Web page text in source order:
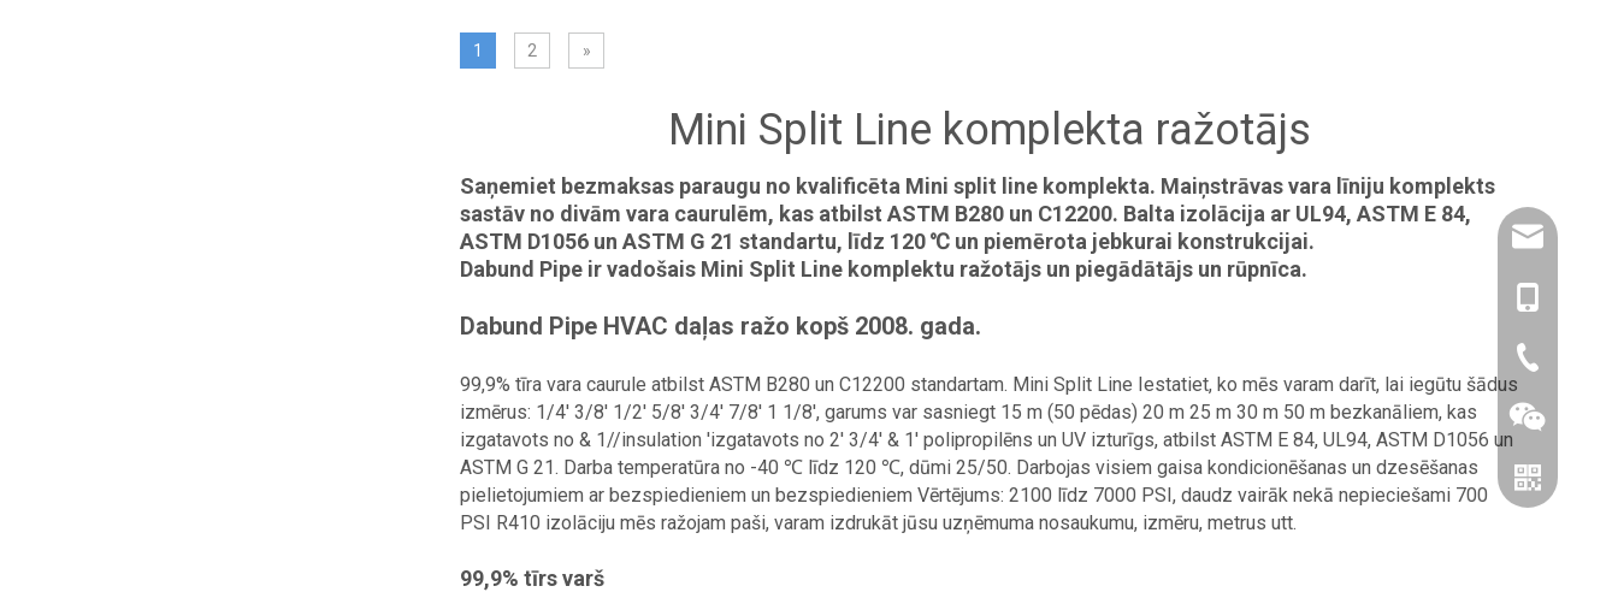
1 2 »
Mini Split Line komplekta ražotājs
Saņemiet bezmaksas paraugu no kvalificēta Mini split line komplekta. Maiņstrāvas vara līniju komplekts
sastāv no divām vara caurulēm, kas atbilst ASTM B280 un C12200. Balta izolācija ar UL94, ASTM E 84,
ASTM D1056 un ASTM G 21 standartu, līdz 120 ℃ un piemērota jebkurai konstrukcijai.
Dabund Pipe ir vadošais Mini Split Line komplektu ražotājs un piegādātājs un rūpnīca.
Dabund Pipe HVAC daļas ražo kopš 2008. gada.
99,9% tīra vara caurule atbilst ASTM B280 un C12200 standartam. Mini Split Line Iestatiet, ko mēs varam darīt, lai iegūtu šādus
izmērus: 1/4' 3/8' 1/2' 5/8' 3/4' 7/8' 1 1/8', garums var sasniegt 15 m (50 pēdas) 20 m 25 m 30 m 50 m bezkanāliem, kas
izgatavots no & 1//insulation 'izgatavots no 2' 3/4' & 1' polipropilēns un UV izturīgs, atbilst ASTM E 84, UL94, ASTM D1056 un
ASTM G 21. Darba temperatūra no -40 ℃ līdz 120 ℃, dūmi 25/50. Darbojas visiem gaisa kondicionēšanas un dzesēšanas
pielietojumiem ar bezspiedieniem un bezspiedieniem Vērtējums: 2100 līdz 7000 PSI, daudz vairāk nekā nepieciešami 700
PSI R410 izolāciju mēs ražojam paši, varam izdrukāt jūsu uzņēmuma nosaukumu, izmēru, metrus utt.
99,9% tīrs varš
86-